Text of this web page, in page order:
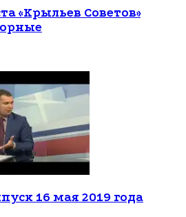
«Крыльев Советов»
16 мая 2019 года